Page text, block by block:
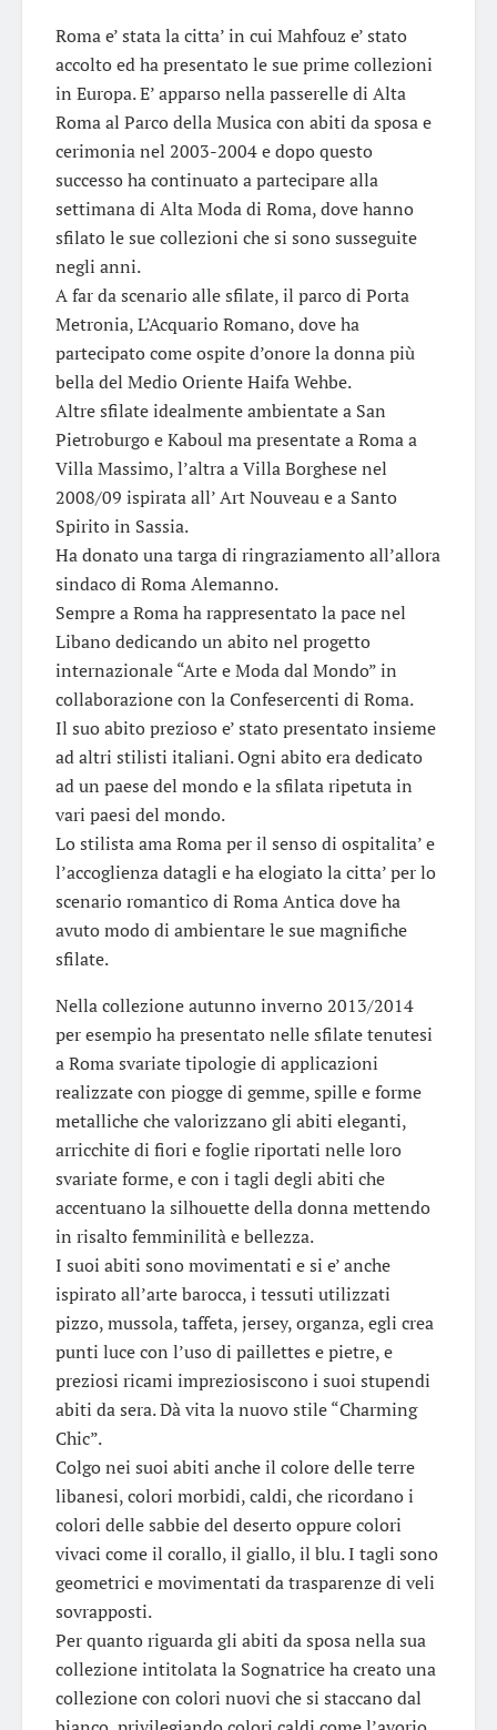
Roma e’ stata la citta’ in cui Mahfouz e’ stato
accolto ed ha presentato le sue prime collezioni
in Europa. E’ apparso nella passerelle di Alta
Roma al Parco della Musica con abiti da sposa e
cerimonia nel 2003-2004 e dopo questo
successo ha continuato a partecipare alla
settimana di Alta Moda di Roma, dove hanno
sfilato le sue collezioni che si sono susseguite
negli anni.
A far da scenario alle sfilate, il parco di Porta
Metronia, L’Acquario Romano, dove ha
partecipato come ospite d’onore la donna più
bella del Medio Oriente Haifa Wehbe.
Altre sfilate idealmente ambientate a San
Pietroburgo e Kaboul ma presentate a Roma a
Villa Massimo, l’altra a Villa Borghese nel
2008/09 ispirata all’ Art Nouveau e a Santo
Spirito in Sassia.
Ha donato una targa di ringraziamento all’allora
sindaco di Roma Alemanno.
Sempre a Roma ha rappresentato la pace nel
Libano dedicando un abito nel progetto
internazionale “Arte e Moda dal Mondo” in
collaborazione con la Confesercenti di Roma.
Il suo abito prezioso e’ stato presentato insieme
ad altri stilisti italiani. Ogni abito era dedicato
ad un paese del mondo e la sfilata ripetuta in
vari paesi del mondo.
Lo stilista ama Roma per il senso di ospitalita’ e
l’accoglienza datagli e ha elogiato la citta’ per lo
scenario romantico di Roma Antica dove ha
avuto modo di ambientare le sue magnifiche
sfilate.
Nella collezione autunno inverno 2013/2014
per esempio ha presentato nelle sfilate tenutesi
a Roma svariate tipologie di applicazioni
realizzate con piogge di gemme, spille e forme
metalliche che valorizzano gli abiti eleganti,
arricchite di fiori e foglie riportati nelle loro
svariate forme, e con i tagli degli abiti che
accentuano la silhouette della donna mettendo
in risalto femminilità e bellezza.
I suoi abiti sono movimentati e si e’ anche
ispirato all’arte barocca, i tessuti utilizzati
pizzo, mussola, taffeta, jersey, organza, egli crea
punti luce con l’uso di paillettes e pietre, e
preziosi ricami impreziosiscono i suoi stupendi
abiti da sera. Dà vita la nuovo stile “Charming
Chic”.
Colgo nei suoi abiti anche il colore delle terre
libanesi, colori morbidi, caldi, che ricordano i
colori delle sabbie del deserto oppure colori
vivaci come il corallo, il giallo, il blu. I tagli sono
geometrici e movimentati da trasparenze di veli
sovrapposti.
Per quanto riguarda gli abiti da sposa nella sua
collezione intitolata la Sognatrice ha creato una
collezione con colori nuovi che si staccano dal